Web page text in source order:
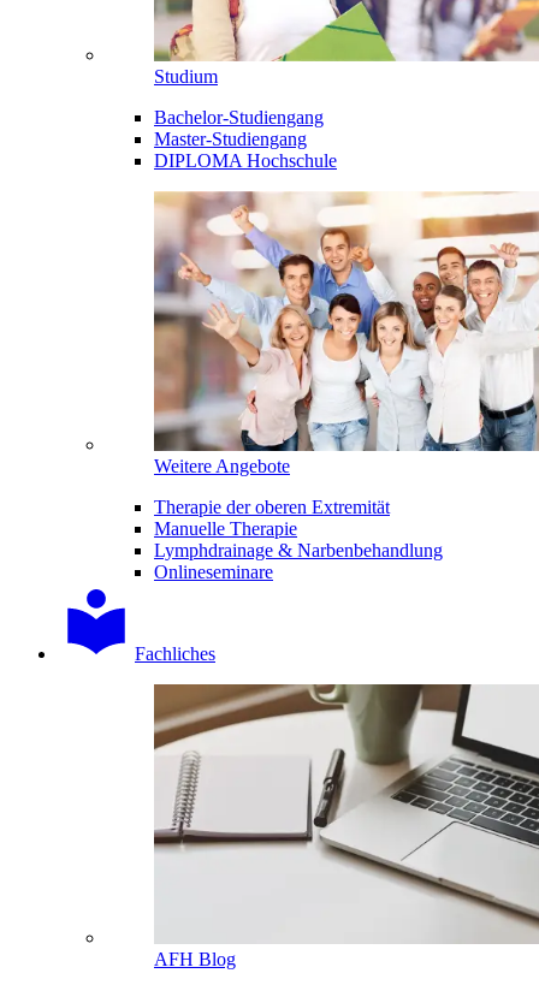
Studium
Bachelor-Studiengang
Master-Studiengang
DIPLOMA Hochschule
Weitere Angebote
Therapie der oberen Extremität
Manuelle Therapie
Lymphdrainage & Narbenbehandlung
Onlineseminare
Fachliches
AFH Blog